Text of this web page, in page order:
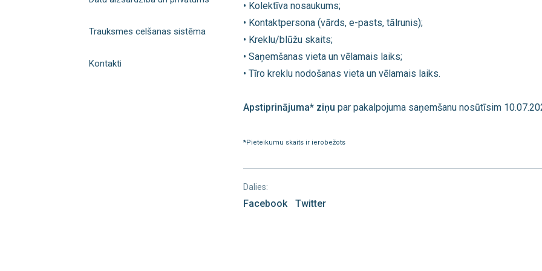
Trauksmes celšanas sistēma
Kontakti
• Kolektīva nosaukums;
• Kontaktpersona (vārds, e-pasts, tālrunis);
• Kreklu/blūžu skaits;
• Saņemšanas vieta un vēlamais laiks;
• Tīro kreklu nodošanas vieta un vēlamais laiks.
Apstiprinājuma* ziņu par pakalpojuma saņemšanu nosūtīsim
*Pieteikumu skaits ir ierobežots
Dalies:
Facebook Twitter